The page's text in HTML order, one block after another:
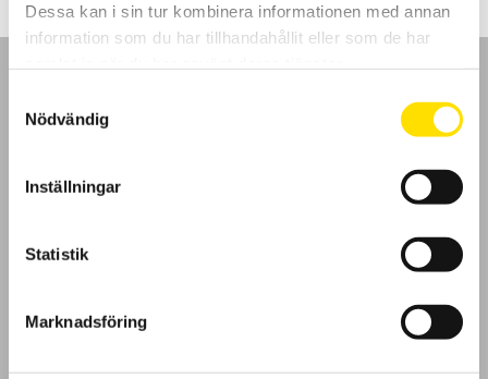
Dessa kan i sin tur kombinera informationen med annan
information som du har tillhandahållit eller som de har
Nödvändig
Inställningar
Statistik
Marknadsföring